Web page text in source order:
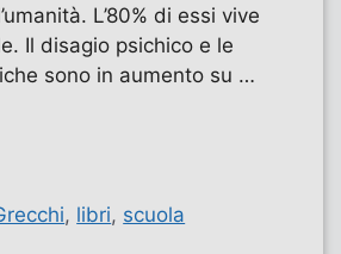
L’80% di essi vive
Il disagio psichico e le
sono in aumento su …
, libri, scuola